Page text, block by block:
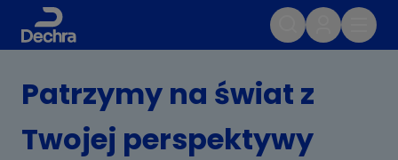
Patrzymy na świat z
Twojej perspektywy